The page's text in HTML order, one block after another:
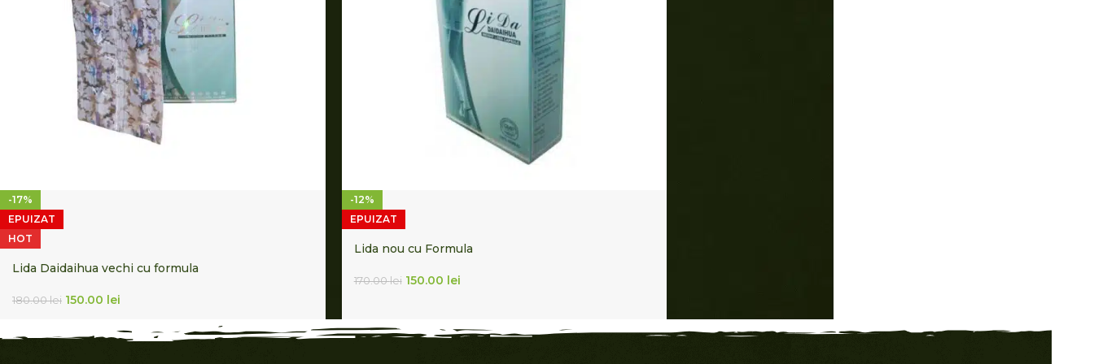
-17%
EPUIZAT
HOT
Lida Daidaihua vechi cu formula
180.00lei 150.00 lei
-12%
EPUIZAT
Lida nou cu Formula
170.00lei 150.00 lei